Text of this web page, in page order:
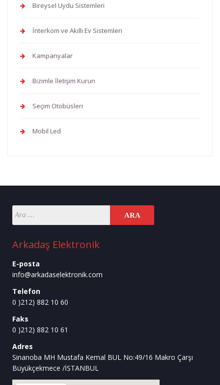
Bireysel Uydu Sistemleri
İnterkom ve Akıllı Ev Sistemleri
Kampanyalar
Bizimle İletişim Kurun
Seçim Otobüsleri
Mobil Led
Arkadaş Elektronik
E-posta
info@arkadaselektronik.com
Telefon
0 )212) 882 10 60
Faks
0 )212) 882 10 61
Adres
Sinanoba MH Mustafa Kemal BUL No:49/16 Makro Çarşı
Büyükçekmece /İSTANBUL